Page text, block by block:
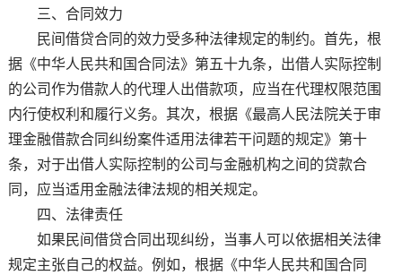
三、合同效力
民间借贷合同的效力受多种法律规定的制约。首先，根
据《中华人民共和国合同法》第五十九条，出借人实际控制
的公司作为借款人的代理人出借款项，应当在代理权限范围
内行使权利和履行义务。其次，根据《最高人民法院关于审
理金融借款合同纠纷案件适用法律若干问题的规定》第十
条，对于出借人实际控制的公司与金融机构之间的贷款合
同，应当适用金融法律法规的相关规定。
四、法律责任
如果民间借贷合同出现纠纷，当事人可以依据相关法律
规定主张自己的权益。例如，根据《中华人民共和国合同